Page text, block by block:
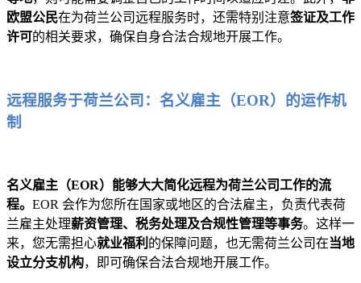
欧盟公民在为荷兰公司远程服务时，还需特别注意签证及工作
许可的相关要求，确保自身合法合规地开展工作。
远程服务于荷兰公司：名义雇主（EOR）的运作机
制
名义雇主（EOR）能够大大简化远程为荷兰公司工作的流
程。 EOR 会作为您所在国家或地区的合法雇主，负责代表荷
兰雇主处理薪资管理、税务处理及合规性管理等事务。这样一
来，您无需担心就业福利 的保障问题，也无需荷兰公司在当地
设立分支机构，即可确保合法合规地开展工作。